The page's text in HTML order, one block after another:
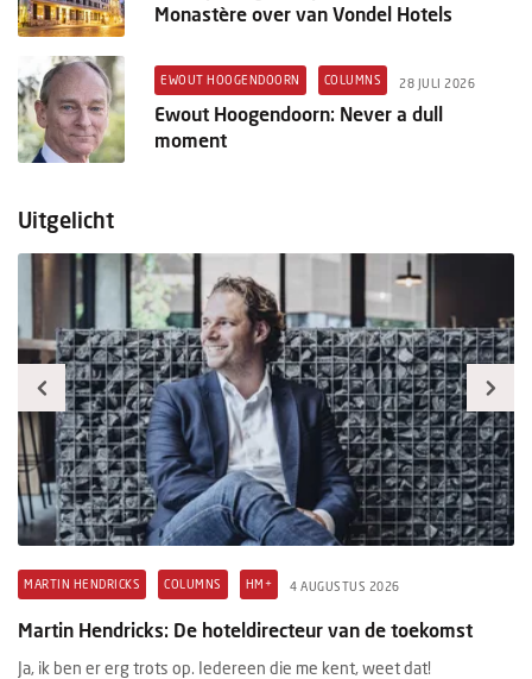
Monastère over van Vondel Hotels
EWOUT HOOGENDOORN COLUMNS 28 JULI 2026
Ewout Hoogendoorn: Never a dull
moment
Uitgelicht
MARTIN HENDRICKS COLUMNS HM+ 4 AUGUSTUS 2026
Martin Hendricks: De hoteldirecteur van de toekomst
Ja, ik ben er erg trots op. Iedereen die me kent, weet dat!